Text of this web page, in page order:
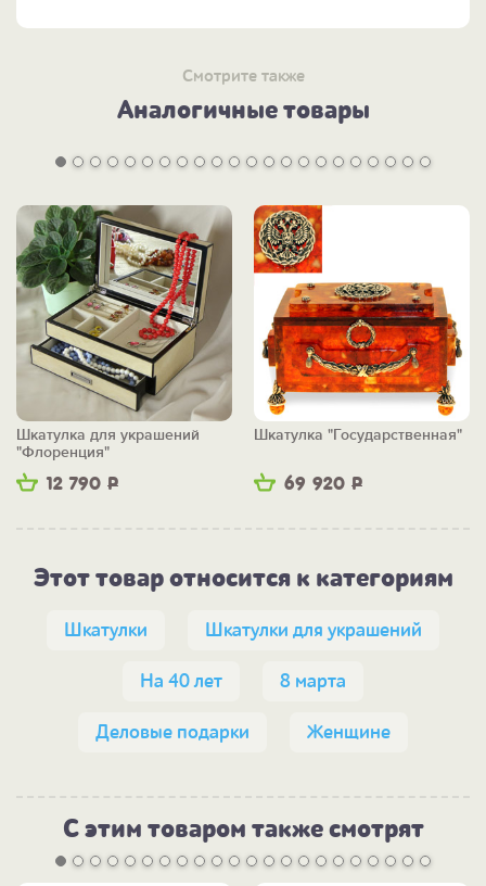
Смотрите также
Аналогичные товары
12 790 Р
Шкатулка для украшений
"Флоренция"
69 920 Р
Шкатулка "Государственная"
Этот товар относится к категориям
Шкатулки Шкатулки для украшений
На 40 лет 8 марта
Деловые подарки Женщине
С этим товаром также смотрят